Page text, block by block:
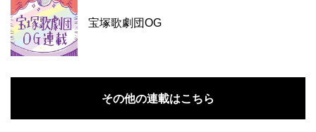
宝塚歌劇団OG
その他の連載はこちら